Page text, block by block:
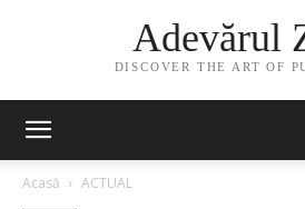
Adevărul
DISCOVER THE ART OF
Acasă ACTUAL